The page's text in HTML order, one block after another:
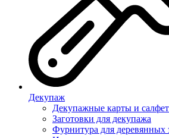
Декупаж
Декупажные карты и
Заготовки для декупажа
Фурнитура для деревянных